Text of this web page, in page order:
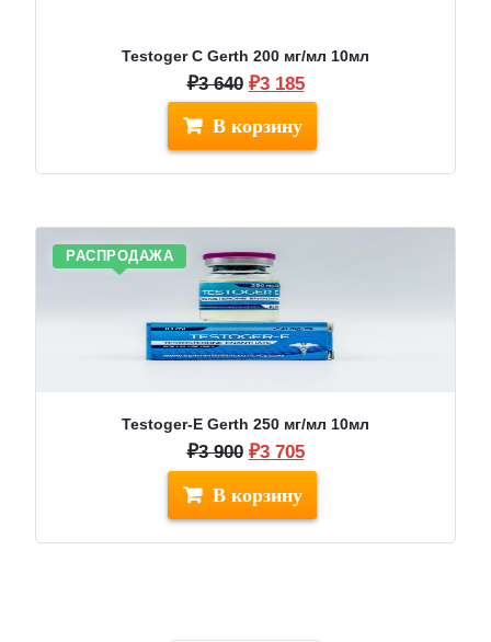
Testoger C Gerth 200 мг/мл 10мл
₽3 640 Первоначальная
цена
составляла
₽3
640.
₽3 185Текущая
цена:
185.
РАСПРОДАЖА
Testoger-E Gerth 250 мг/мл 10мл
₽3 900 Первоначальная
цена
составляла
₽3
900.
₽3 705Текущая
цена:
705.